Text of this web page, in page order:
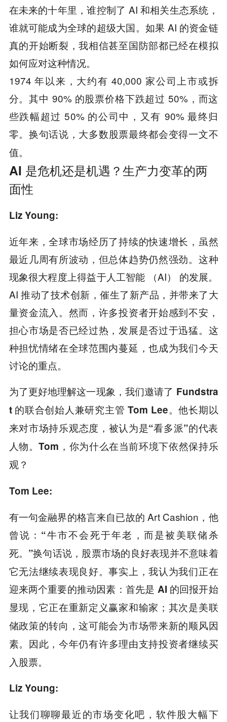
在未来的十年里，谁控制了 AI 和相关生态系统，
谁就可能成为全球的超级大国。如果 AI 的资金链
真的开始断裂，我相信甚至国防部都已经在模拟
如何应对这种情况。
1974 年以来，大约有 40,000 家公司上市或拆
分。其中 90% 的股票价格下跌超过 50%，而这
些跌幅超过 50% 的公司中，又有 90% 最终归
零。换句话说， 大多数股票最终都会变得一文不
值。
AI 是危机还是机遇？生产力变革的两
面性
Liz Young:
近年来，全球市场经历了持续的快速增长，虽然
最近几周有所波动，但总体趋势仍然强劲。这种
现象很大程度上得益于人工智能 （AI） 的发展。
AI 推动了技术创新，催生了新产品，并带来了大
量资金流入。然而，许多投资者开始感到不安，
担心市场是否已经过热，发展是否过于迅猛。这
种担忧情绪在全球范围内蔓延，也成为我们今天
讨论的重点。
为了更好地理解这一现象，我们邀请了 Fundstra
t 的联合创始人兼研究主管 Tom Lee。他长期以
来对市场持乐观态度，被认为是“看多派”的代表
人物。Tom，你为什么在当前环境下依然保持乐
观？
Tom Lee:
有一句金融界的格言来自已故的 Art Cashion，他
曾说： “牛市不会死于年老，而是被美联储杀
死。”换句话说，股票市场的良好表现并不意味着
它无法继续表现良好。事实上，我认为我们正在
迎来两个重要的推动因素： 首先是 AI 的回报开始
显现，它正在重新定义赢家和输家；其次是美联
储政策的转向，这可能会为市场带来新的顺风因
素。 因此，今年仍有许多理由支持投资者继续买
入股票。
Liz Young:
让我们聊聊最近的市场变化吧，软件股大幅下